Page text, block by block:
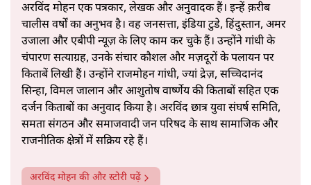
अरविंद मोहन एक पत्रकार, लेखक और अनुवादक हैं। इन्हें क़रीब
चालीस वर्षों का अनुभव है। वह जनसत्ता, इंडिया टुडे, हिंदुस्तान, अमर
उजाला और एबीपी न्यूज़ के लिए काम कर चुके हैं। उन्होंने गांधी के
चंपारण सत्याग्रह, उनके संचार कौशल और मज़दूरों के पलायन पर
किताबें लिखी हैं। उन्होंने राजमोहन गांधी, ज्यां द्रेज़, सच्चिदानंद
सिन्हा, विमल जालान और आशुतोष वार्ष्णेय की किताबों सहित एक
दर्जन किताबों का अनुवाद किया है। अरविंद छात्र युवा संघर्ष समिति,
समता संगठन और समाजवादी जन परिषद के साथ सामाजिक और
राजनीतिक क्षेत्रों में सक्रिय रहे हैं।
अरविंद मोहन की और स्टोरी पढ़ें